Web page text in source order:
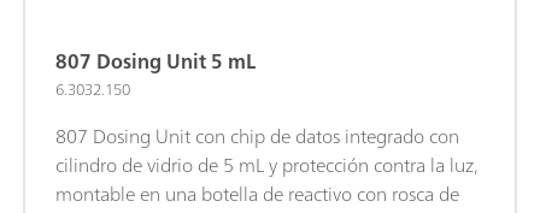
807 Dosing Unit 5 mL
6.3032.150
807 Dosing Unit con chip de datos integrado con
cilindro de vidrio de 5 mL y protección contra la luz,
montable en una botella de reactivo con rosca de